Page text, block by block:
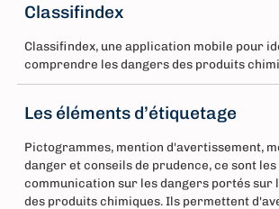
Classifindex
Classifindex, une application mobile pour
comprendre les dangers des produits
Les éléments d’étiquetage
Pictogrammes, mention d'avertissement,
danger et conseils de prudence, ce sont les
communication sur les dangers portés sur
des produits chimiques. Ils permettent